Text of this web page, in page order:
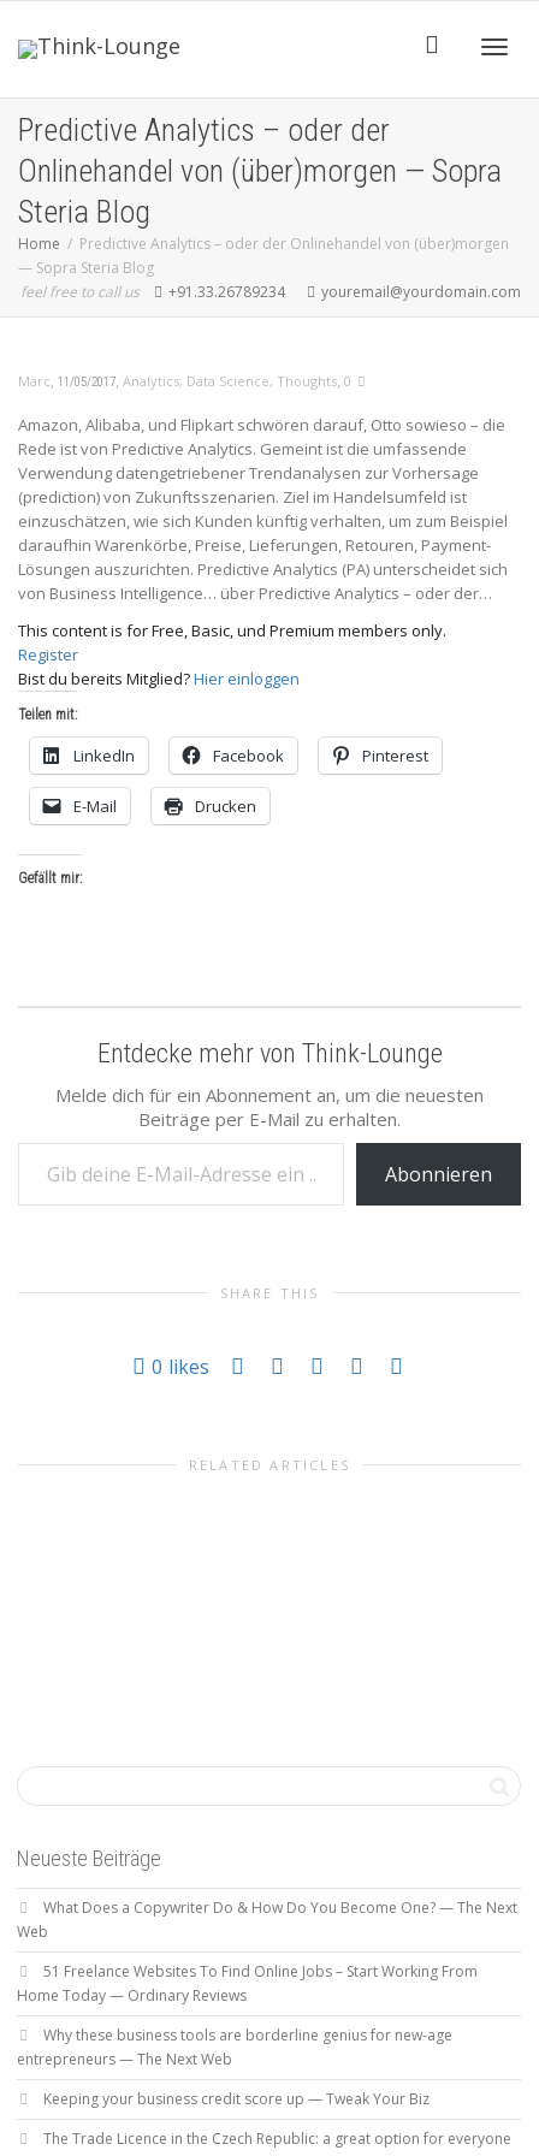
Predictive Analytics – oder der
Onlinehandel von (über)morgen — Sopra
Steria Blog
Home
Predictive Analytics – oder der Onlinehandel von (über)morgen
— Sopra Steria Blog
feel free to call us
+91.33.26789234 youremail@yourdomain.com
Marc, 11/05/2017, Analytics, Data Science, Thoughts, 0
Amazon, Alibaba, und Flipkart schwören darauf, Otto sowieso – die
Rede ist von Predictive Analytics. Gemeint ist die umfassende
Verwendung datengetriebener Trendanalysen zur Vorhersage
(prediction) von Zukunftsszenarien. Ziel im Handelsumfeld ist
einzuschätzen, wie sich Kunden künftig verhalten, um zum Beispiel
daraufhin Warenkörbe, Preise, Lieferungen, Retouren, Payment-
Lösungen auszurichten. Predictive Analytics (PA) unterscheidet sich
von Business Intelligence… über Predictive Analytics – oder der…
This content is for Free, Basic, und Premium members only.
Register
Bist du bereits Mitglied?Hier einloggen
Teilen mit:
LinkedIn Facebook Pinterest
E-Mail Drucken
Gefällt mir:
Entdecke mehr von Think-Lounge
Melde dich für ein Abonnement an, um die neuesten
Beiträge per E-Mail zu erhalten.
Gib deine E-Mail-Adresse ein ...
Abonnieren
SHARE THIS
0 likes
RELATED ARTICLES
Neueste Beiträge
What Does a Copywriter Do & How Do You Become One? — The Next
Web
51 Freelance Websites To Find Online Jobs – Start Working From
Home Today — Ordinary Reviews
Why these business tools are borderline genius for new-age
entrepreneurs — The Next Web
Keeping your business credit score up — Tweak Your Biz
The Trade Licence in the Czech Republic: a great option for everyone